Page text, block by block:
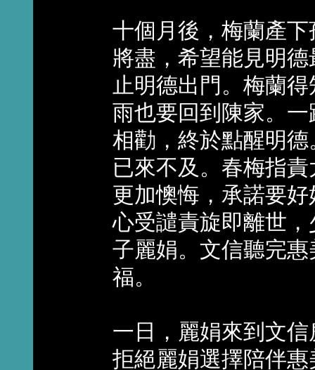
十個月後，梅蘭產
將盡，希望能見明
止明德出門。梅蘭
雨也要回到陳家。
相勸，終於點醒明
已來不及。春梅指
更加懊悔，承諾要
心受譴責旋即離世
子麗娟。文信聽完
福。
一日，麗娟來到文
拒絕麗娟選擇陪伴